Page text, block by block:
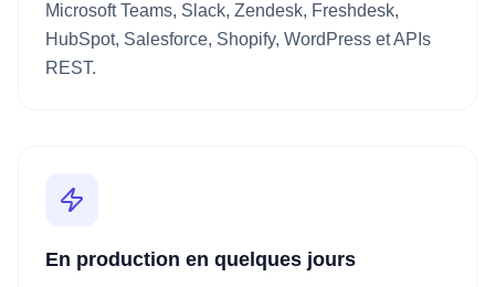
Microsoft Teams, Slack, Zendesk, Freshdesk,
HubSpot, Salesforce, Shopify, WordPress et APIs
REST.
En production en quelques jours